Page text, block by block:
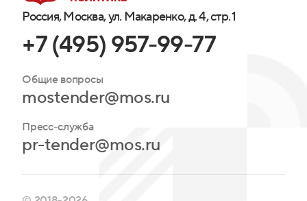
Россия, Москва, ул. Макаренко, д. 4, стр. 1
+7 (495) 957-99-77
Общие вопросы
mostender@mos.ru
Пресс-служба
pr-tender@mos.ru